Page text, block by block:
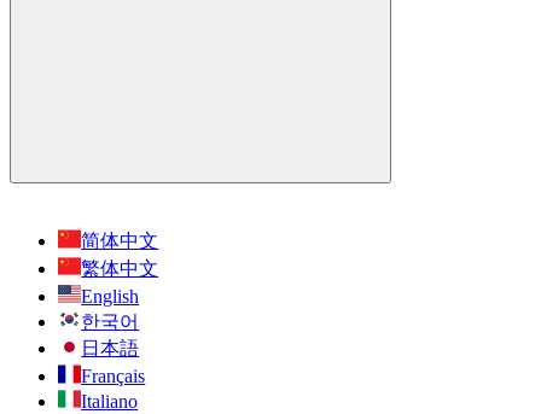
简体中文
繁体中文
English
한국어
日本語
Français
Italiano